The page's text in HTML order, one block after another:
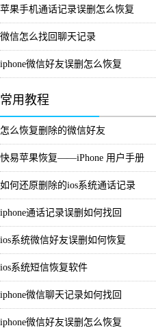
苹果手机通话记录误删怎么恢复
微信怎么找回聊天记录
iphone微信好友误删怎么恢复
常用教程
怎么恢复删除的微信好友
快易苹果恢复——iPhone 用户手册
如何还原删除的ios系统通话记录
iphone通话记录误删如何找回
ios系统微信好友误删如何恢复
ios系统短信恢复软件
iphone微信聊天记录如何找回
iphone微信好友误删怎么恢复